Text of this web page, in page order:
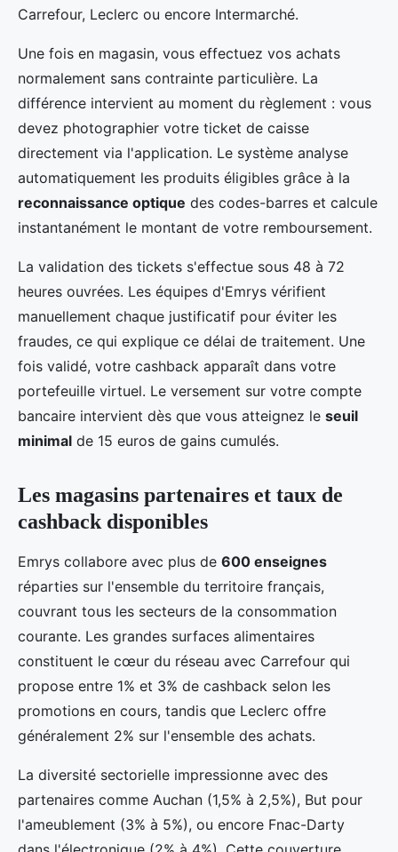
Carrefour, Leclerc ou encore Intermarché.
Une fois en magasin, vous effectuez vos achats
normalement sans contrainte particulière. La
différence intervient au moment du règlement : vous
devez photographier votre ticket de caisse
directement via l'application. Le système analyse
automatiquement les produits éligibles grâce à la
reconnaissance optique des codes-barres et calcule
instantanément le montant de votre remboursement.
La validation des tickets s'effectue sous 48 à 72
heures ouvrées. Les équipes d'Emrys vérifient
manuellement chaque justificatif pour éviter les
fraudes, ce qui explique ce délai de traitement. Une
fois validé, votre cashback apparaît dans votre
portefeuille virtuel. Le versement sur votre compte
bancaire intervient dès que vous atteignez le seuil
minimal de 15 euros de gains cumulés.
Les magasins partenaires et taux de
cashback disponibles
Emrys collabore avec plus de 600 enseignes
réparties sur l'ensemble du territoire français,
couvrant tous les secteurs de la consommation
courante. Les grandes surfaces alimentaires
constituent le cœur du réseau avec Carrefour qui
propose entre 1% et 3% de cashback selon les
promotions en cours, tandis que Leclerc offre
généralement 2% sur l'ensemble des achats.
La diversité sectorielle impressionne avec des
partenaires comme Auchan (1,5% à 2,5%), But pour
l'ameublement (3% à 5%), ou encore Fnac-Darty